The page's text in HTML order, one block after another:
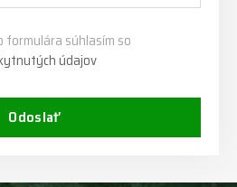
súhlasím so
údajov
Odoslať